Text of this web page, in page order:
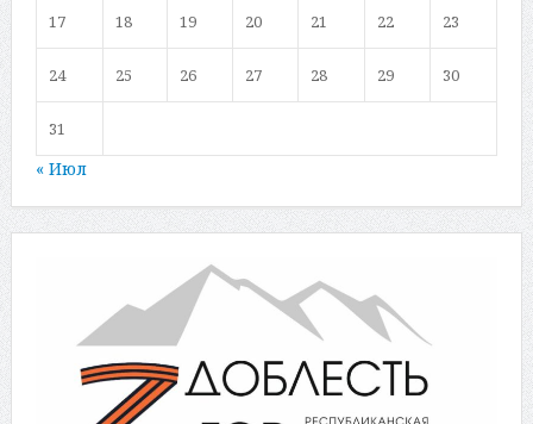
17 18 19 20 21 22 23
24 25 26 27 28 29 30
31
« Июл